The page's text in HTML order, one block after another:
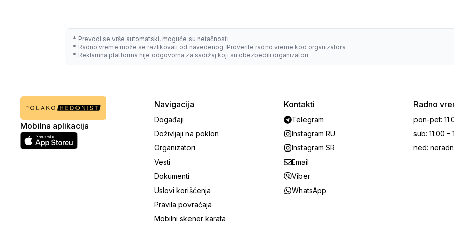
* Prevodi se vrše automatski, moguće su netačnosti
* Radno vreme može se razlikovati od navedenog. Proverite radno vreme kod organizatora
* Reklamna platforma nije odgovorna za sadržaj koji su obezbedili organizatori
Mobilna aplikacija
Navigacija
Događaji
Doživljaji na poklon
Organizatori
Vesti
Dokumenti
Uslovi korišćenja
Pravila povraćaja
Mobilni skener karata
Kontakti
Telegram
Instagram RU
Instagram SR
Email
Viber
WhatsApp
Radno
pon-pet:
sub: 11:00 –
ned: